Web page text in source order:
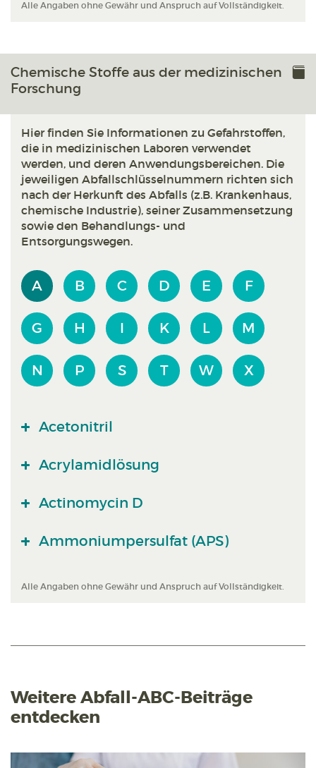
Alle Angaben ohne Gewähr und Anspruch auf Vollständigkeit.
Chemische Stoffe aus der medizinischen
Forschung
Hier finden Sie Informationen zu Gefahrstoffen,
die in medizinischen Laboren verwendet
werden, und deren Anwendungsbereichen. Die
jeweiligen Abfallschlüsselnummern richten sich
nach der Herkunft des Abfalls (z.B. Krankenhaus,
chemische Industrie), seiner Zusammensetzung
sowie den Behandlungs- und
Entsorgungswegen.
A B C D E F
G H I K L M
N P S T W X
Acetonitril
Acrylamidlösung
Actinomycin D
Ammoniumpersulfat (APS)
Alle Angaben ohne Gewähr und Anspruch auf Vollständigkeit.
Weitere Abfall-ABC-Beiträge
entdecken